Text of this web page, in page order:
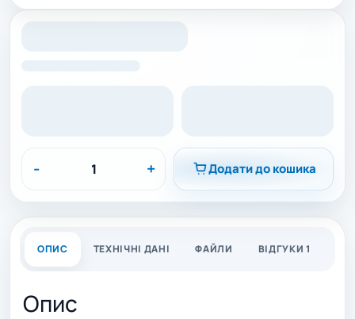
- + Додати до кошика
ОПИС ТЕХНІЧНІ ДАНІ ФАЙЛИ ВІДГУКИ 1
Опис